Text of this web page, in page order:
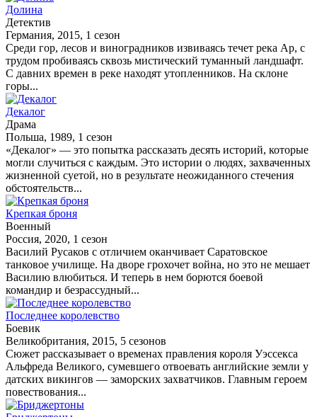
Долина
Детектив
Германия, 2015, 1 сезон
Среди гор, лесов и виноградников извиваясь течет река Ар, с
трудом пробиваясь сквозь мистический туманный ландшафт.
С давних времен в реке находят утопленников. На склоне
горы...
Декалог
Драма
Польша, 1989, 1 сезон
«Декалог» — это попытка рассказать десять историй, которые
могли случиться с каждым. Это истории о людях, захваченных
жизненной суетой, но в результате неожиданного стечения
обстоятельств...
Крепкая броня
Военный
Россия, 2020, 1 сезон
Василий Русаков с отличием оканчивает Саратовское
танковое училище. На дворе грохочет война, но это не мешает
Василию влюбиться. И теперь в нем борются боевой
командир и безрассудный...
Последнее королевство
Боевик
Великобритания, 2015, 5 сезонов
Сюжет рассказывает о временах правления короля Уэссекса
Альфреда Великого, сумевшего отвоевать английские земли у
датских викингов — заморских захватчиков. Главным героем
повествования...